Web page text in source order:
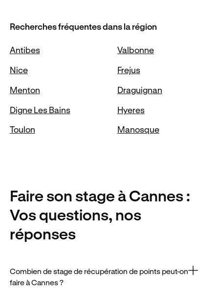
Recherches fréquentes dans la région
Antibes Valbonne
Nice Frejus
Menton Draguignan
Digne Les Bains Hyeres
Toulon Manosque
Faire son stage à Cannes:
Vos questions, nos
réponses
Combien de stage de récupération de points peut-on
faire à Cannes ?